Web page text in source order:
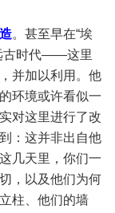
。甚至早在“埃
古时代——这里
并加以利用。他
环境或许看似一
对这里进行了改
：这并非出自他
几天里，你们一
，以及他们为何
柱、他们的墙